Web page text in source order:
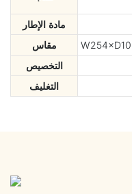
مادة الإطار
مقاس
التخصيص
التغليف